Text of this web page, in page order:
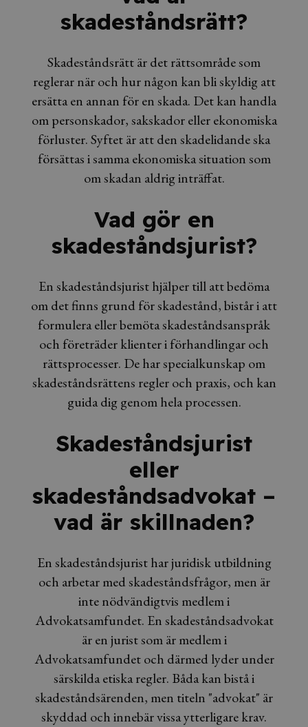
skadeståndsrätt?
Skadeståndsrätt är det rättsområde som
reglerar när och hur någon kan bli skyldig att
ersätta en annan för en skada. Det kan handla
om personskador, sakskador eller ekonomiska
förluster. Syftet är att den skadelidande ska
försättas i samma ekonomiska situation som
om skadan aldrig inträffat.
Vad gör en
skadeståndsjurist?
En skadeståndsjurist hjälper till att bedöma
om det finns grund för skadestånd, bistår i att
formulera eller bemöta skadeståndsanspråk
och företräder klienter i förhandlingar och
rättsprocesser. De har specialkunskap om
skadeståndsrättens regler och praxis, och kan
guida dig genom hela processen.
Skadeståndsjurist
eller
skadeståndsadvokat –
vad är skillnaden?
En skadeståndsjurist har juridisk utbildning
och arbetar med skadeståndsfrågor, men är
inte nödvändigtvis medlem i
Advokatsamfundet. En skadeståndsadvokat
är en jurist som är medlem i
Advokatsamfundet och därmed lyder under
särskilda etiska regler. Båda kan bistå i
skadeståndsärenden, men titeln "advokat" är
skyddad och innebär vissa ytterligare krav.